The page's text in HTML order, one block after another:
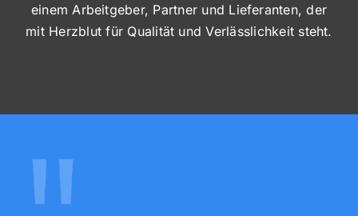
einem Arbeitgeber, Partner und Lieferanten, der
mit Herzblut für Qualität und Verlässlichkeit steht.